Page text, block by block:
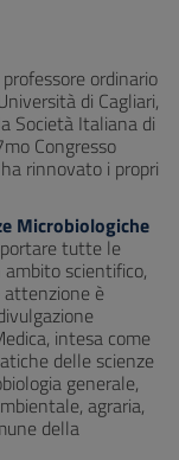
professore ordinario
di Cagliari,
Società Italiana di
Congresso
rinnovato i propri
Microbiologiche
tutte le
scientifico,
attenzione è
intesa come
delle scienze
generale,
agraria,
della